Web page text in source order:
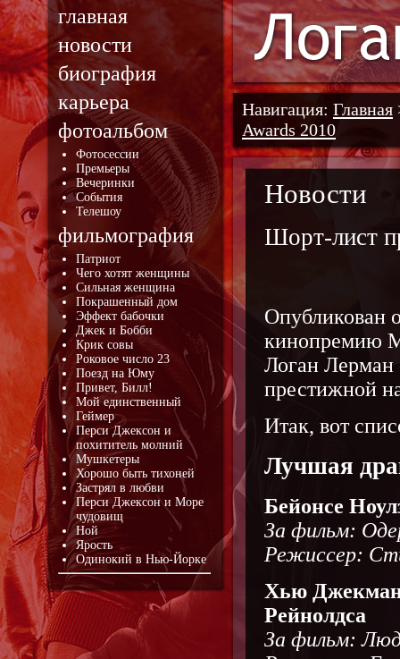
главная
новости
биография
карьера
фотоальбом
Фотосессии
Премьеры
Вечеринки
События
Телешоу
фильмография
Патриот
Чего хотят женщины
Сильная женщина
Покрашенный дом
Эффект бабочки
Джек и Бобби
Крик совы
Роковое число 23
Поезд на Юму
Привет, Билл!
Мой единственный
Геймер
Перси Джексон и
похититель молний
Мушкетеры
Хорошо быть тихоней
Застрял в любви
Перси Джексон и Море
чудовищ
Ной
Ярость
Одинокий в Нью-Йорке
Навигация: Главная
Awards 2010
Новости
Шорт-лист
Опубликован
кинопремию
Логан Лерман
престижной
Итак, вот
Лучшая
Бейонсе
За фильм:
Режиссер:
Хью
Рейнолдса
За фильм: